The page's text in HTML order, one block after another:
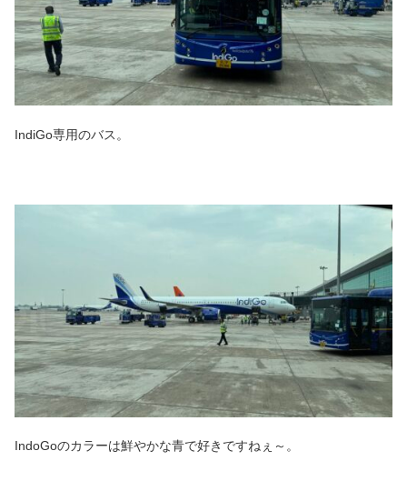
IndiGo専用のバス。
IndoGoのカラーは鮮やかな青で好きですねぇ～。